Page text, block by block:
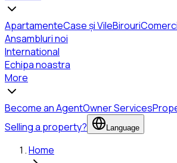
ApartamenteCase și VileBirouri
Ansambluri noi
International
Echipa noastra
More
Become an AgentOwner Services
Selling a property?
Language
Home